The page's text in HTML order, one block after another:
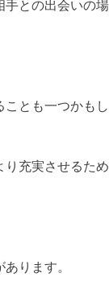
手との出会いの場
とも一つかもし
り充実させるため
ります。